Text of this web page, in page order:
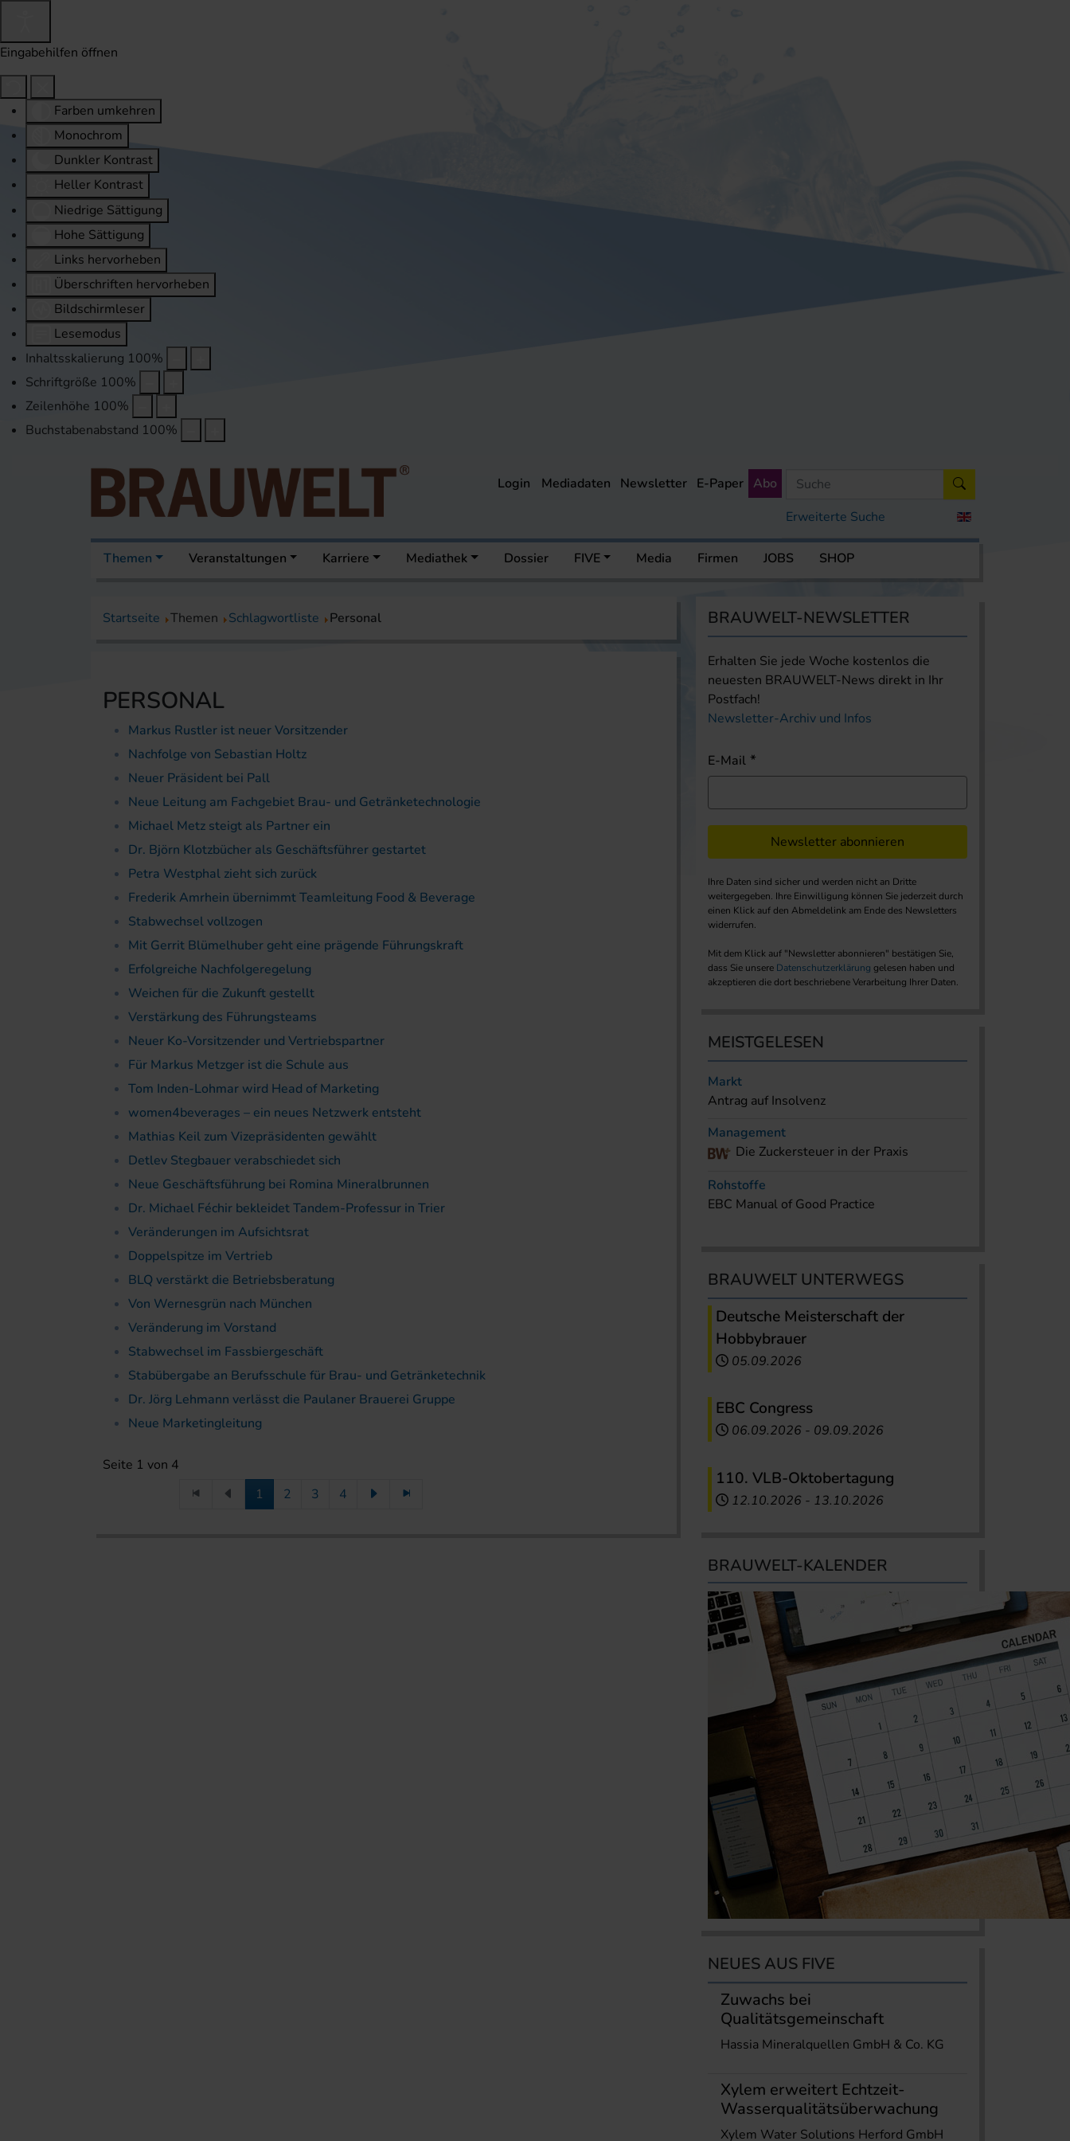
Eingabehilfen öffnen
Farben umkehren
Monochrom
Dunkler Kontrast
Heller Kontrast
Niedrige Sättigung
Hohe Sättigung
Links hervorheben
Überschriften hervorheben
Bildschirmleser
Lesemodus
Inhaltsskalierung 100%
Schriftgröße 100%
Zeilenhöhe 100%
Buchstabenabstand 100%
Erweiterte Suche
Login Mediadaten Newsletter E-Paper Abo
Themen Veranstaltungen Karriere Mediathek Dossier FIVE Media Firmen JOBS SHOP
Startseite Themen Schlagwortliste Personal
PERSONAL
Markus Rustler ist neuer Vorsitzender
Nachfolge von Sebastian Holtz
Neuer Präsident bei Pall
Neue Leitung am Fachgebiet Brau- und Getränketechnologie
Michael Metz steigt als Partner ein
Dr. Björn Klotzbücher als Geschäftsführer gestartet
Petra Westphal zieht sich zurück
Frederik Amrhein übernimmt Teamleitung Food & Beverage
Stabwechsel vollzogen
Mit Gerrit Blümelhuber geht eine prägende Führungskraft
Erfolgreiche Nachfolgeregelung
Weichen für die Zukunft gestellt
Verstärkung des Führungsteams
Neuer Ko-Vorsitzender und Vertriebspartner
Für Markus Metzger ist die Schule aus
Tom Inden-Lohmar wird Head of Marketing
women4beverages – ein neues Netzwerk entsteht
Mathias Keil zum Vizepräsidenten gewählt
Detlev Stegbauer verabschiedet sich
Neue Geschäftsführung bei Romina Mineralbrunnen
Dr. Michael Féchir bekleidet Tandem-Professur in Trier
Veränderungen im Aufsichtsrat
Doppelspitze im Vertrieb
BLQ verstärkt die Betriebsberatung
Von Wernesgrün nach München
Veränderung im Vorstand
Stabwechsel im Fassbier­geschäft
Stabübergabe an Berufsschule für Brau- und Getränketechnik
Dr. Jörg Lehmann verlässt die Paulaner Brauerei Gruppe
Neue Marketingleitung
Seite 1 von 4
1
2 3 4
BRAUWELT-NEWSLETTER
Erhalten Sie jede Woche kostenlos die
neuesten BRAUWELT-News direkt in Ihr
Postfach!
Newsletter-Archiv und Infos
E-Mail
Newsletter abonnieren
Ihre Daten sind sicher und werden nicht an Dritte
weitergegeben. Ihre Einwilligung können Sie jederzeit durch
einen Klick auf den Abmeldelink am Ende des Newsletters
widerrufen.
Mit dem Klick auf "Newsletter abonnieren" bestätigen Sie,
dass Sie unsere Datenschutzerklärung gelesen haben und
akzeptieren die dort beschriebene Verarbeitung Ihrer Daten.
MEISTGELESEN
Markt
Antrag auf Insolvenz
Management
Die Zuckersteuer in der Praxis
Rohstoffe
EBC Manual of Good Practice
BRAUWELT UNTERWEGS
Deutsche Meisterschaft der
Hobbybrauer
05.09.2026
EBC Congress
06.09.2026 - 09.09.2026
110. VLB-Oktobertagung
12.10.2026 - 13.10.2026
BRAUWELT-KALENDER
NEUES AUS FIVE
Zuwachs bei
Qualitätsgemeinschaft
Hassia Mineralquellen GmbH & Co. KG
Xylem erweitert Echtzeit-
Wasserqualitätsüberwachung
Xylem Water Solutions Herford GmbH